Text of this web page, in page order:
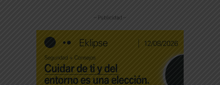
-- Publicidad --